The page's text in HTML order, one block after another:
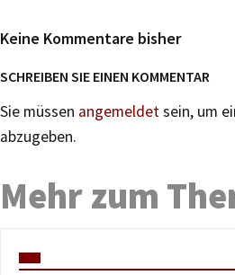
Keine Kommentare bisher
SCHREIBEN SIE EINEN KOMMENTAR
Sie müssen angemeldetsein, um
abzugeben.
Mehr zum